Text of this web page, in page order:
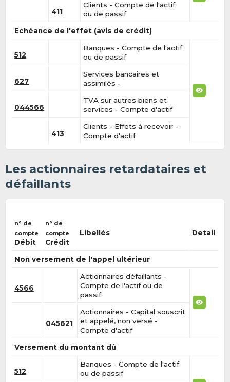
411
Clients - Compte de l'actif
ou de passif
Echéance de l'effet (avis de crédit)
512
Banques - Compte de l'actif
ou de passif
627
Services bancaires et
assimilés -
044566
TVA sur autres biens et
services - Compte d'actif
413
Clients - Effets à recevoir -
Compte d'actif
Les actionnaires retardataires et
défaillants
n° de
compte
Débit
n° de
compte
Crédit
Libellés Detail
Non versement de l'appel ultérieur
4566
Actionnaires défaillants -
Compte de l'actif ou de
passif
045621
Actionnaires - Capital souscrit
et appelé, non versé -
Compte d'actif
Versement du montant dû
512
Banques - Compte de l'actif
ou de passif